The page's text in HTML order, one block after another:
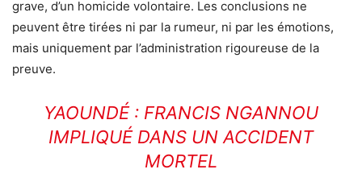
grave, d’un homicide volontaire. Les conclusions ne
peuvent être tirées ni par la rumeur, ni par les émotions,
mais uniquement par l’administration rigoureuse de la
preuve.
YAOUNDÉ : FRANCIS NGANNOU
IMPLIQUÉ DANS UN ACCIDENT
MORTEL